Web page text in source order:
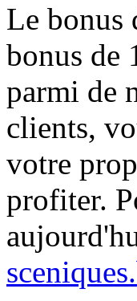
Le bonus
bonus de
parmi de
clients,
votre
profiter.